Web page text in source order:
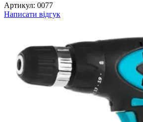
Артикул: 0077
Написати відгук